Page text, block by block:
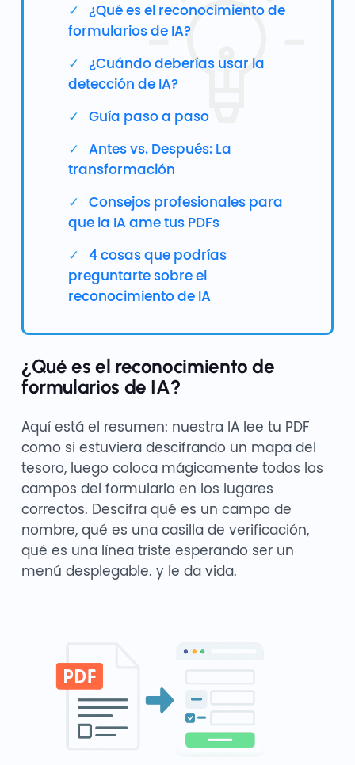
¿Qué es el reconocimiento de
formularios de IA?
¿Cuándo deberías usar la
detección de IA?
Guía paso a paso
Antes vs. Después: La
transformación
Consejos profesionales para
que la IA ame tus PDFs
4 cosas que podrías
preguntarte sobre el
reconocimiento de IA
¿Qué es el reconocimiento de
formularios de IA?
Aquí está el resumen: nuestra IA lee tu PDF
como si estuviera descifrando un mapa del
tesoro, luego coloca mágicamente todos los
campos del formulario en los lugares
correctos. Descifra qué es un campo de
nombre, qué es una casilla de verificación,
qué es una línea triste esperando ser un
menú desplegable. y le da vida.